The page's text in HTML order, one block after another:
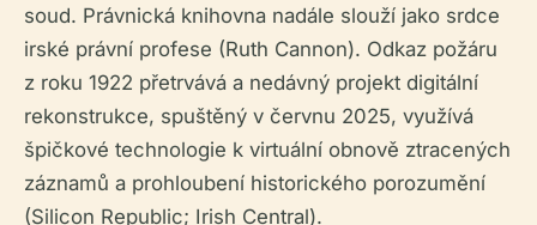
soud. Právnická knihovna nadále slouží jako srdce
irské právní profese (Ruth Cannon). Odkaz požáru
z roku 1922 přetrvává a nedávný projekt digitální
rekonstrukce, spuštěný v červnu 2025, využívá
špičkové technologie k virtuální obnově ztracených
záznamů a prohloubení historického porozumění
(Silicon Republic; Irish Central).